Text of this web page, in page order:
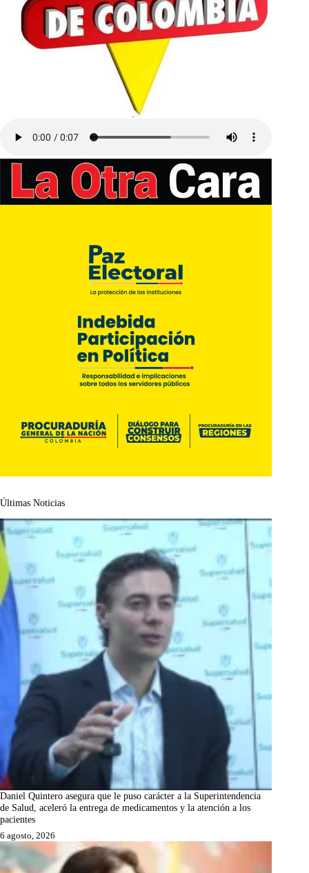
Últimas Noticias
Daniel Quintero asegura que le puso carácter a la Superintendencia
de Salud, aceleró la entrega de medicamentos y la atención a los
pacientes
6 agosto, 2026